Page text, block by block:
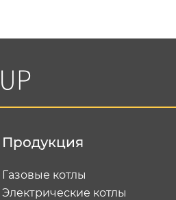
Продукция
Газовые котлы
Электрические котлы